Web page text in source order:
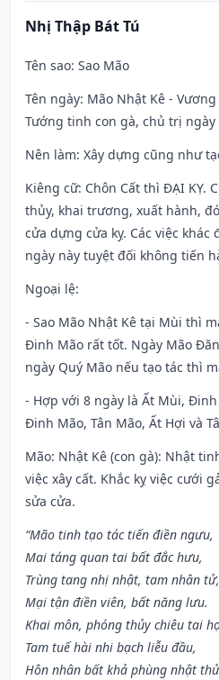
Nhị Thập Bát Tú
Tên sao: Sao Mão
Tên ngày: Mão Nhật Kê -
Tướng tinh con gà, chủ trị ngày
Nên làm: Xây dựng cũng như
Kiêng cữ: Chôn Cất thì ĐẠI KỴ.
thủy, khai trương, xuất hành,
cửa dựng cửa kỵ. Các việc khác
ngày này tuyệt đối không tiến
Ngoại lệ:
- Sao Mão Nhật Kê tại Mùi thì
Đinh Mão rất tốt. Ngày Mão
ngày Quý Mão nếu tạo tác thì
- Hợp với 8 ngày là Ất Mùi,
Đinh Mão, Tân Mão, Ất Hợi và
Mão: Nhật Kê (con gà): Nhật
việc xây cất. Khắc kỵ việc cưới
sửa cửa.
“Mão tinh tạo tác tiến điền ngưu,
Mai táng quan tai bất đắc hưu,
Trùng tang nhị nhật, tam nhân tử,
Mại tận điền viên, bất năng lưu.
Khai môn, phóng thủy chiêu tai
Tam tuế hài nhi bạch liễu đầu,
Hôn nhân bất khả phùng nhật